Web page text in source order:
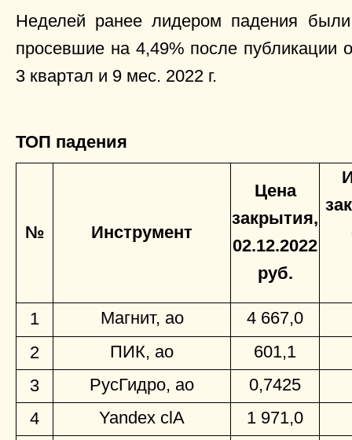
Неделей ранее лидером падения
просевшие на 4,49% после публикации
3 квартал и 9 мес. 2022 г.
ТОП падения
№ Инструмент
Цена
закрытия,
02.12.2022
руб.
1 Магнит, ао
4 667,0
2
ПИК, ао
601,1
3
РусГидро, ао
0,7425
4
Yandex clA
1 971,0